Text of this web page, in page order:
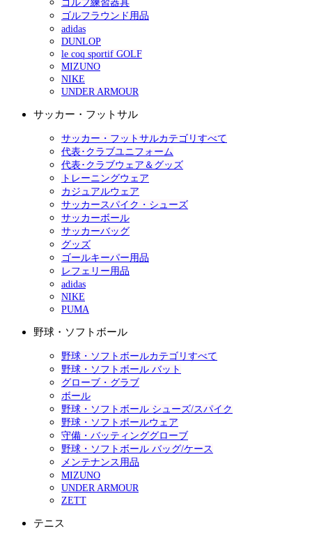
ゴルフ練習器具
ゴルフラウンド用品
adidas
DUNLOP
le coq sportif GOLF
MIZUNO
NIKE
UNDER ARMOUR
サッカー・フットサル
サッカー・フットサルカテゴリすべて
代表･クラブユニフォーム
代表･クラブウェア＆グッズ
トレーニングウェア
カジュアルウェア
サッカースパイク・シューズ
サッカーボール
サッカーバッグ
グッズ
ゴールキーパー用品
レフェリー用品
adidas
NIKE
PUMA
野球・ソフトボール
野球・ソフトボールカテゴリすべて
野球・ソフトボール バット
グローブ・グラブ
ボール
野球・ソフトボール シューズ/スパイク
野球・ソフトボールウェア
守備・バッティンググローブ
野球・ソフトボール バッグ/ケース
メンテナンス用品
MIZUNO
UNDER ARMOUR
ZETT
テニス